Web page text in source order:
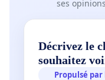
ses
Décrivez le
souhaitez
Propulsé par